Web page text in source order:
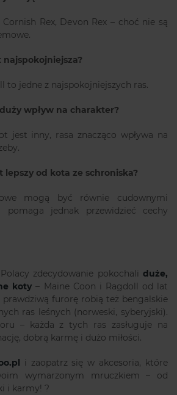
Rex, Devon Rex – choć nie są
najspokojniejsza?
to jedne z najspokojniejszych ras.
wpływ na charakter?
jest inny, rasa znacząco wpływa na
lepszy od kota ze schroniska?
mogą być równie cudownymi
pomaga jednak przewidzieć cechy
zdecydowanie pokochali duże,
koty – Maine Coon i Ragdoll od lat
furorę robią też bengalskie
ras leśnych (norweski, syberyjski).
– każda z tych ras zasługuje na
dobrą karmę i dużo miłości.
i zaopatrz się w akcesoria, które
wymarzonym mruczkiem – od
i karmy! ?